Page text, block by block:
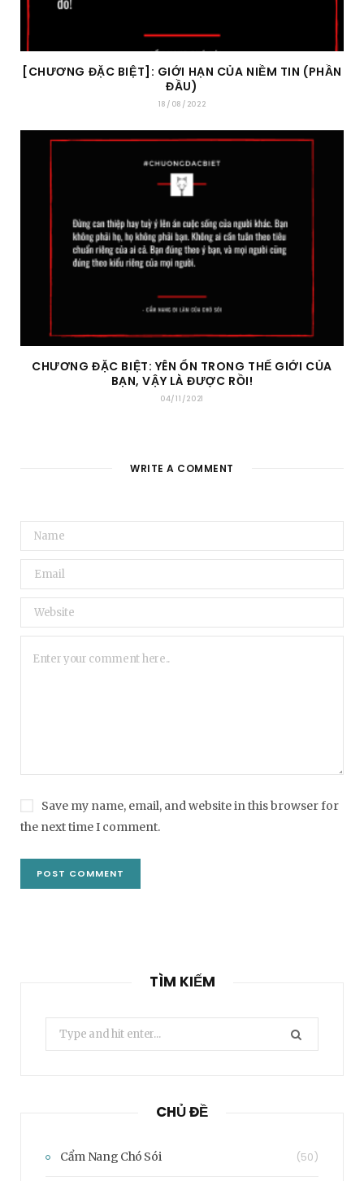
[CHƯƠNG ĐẶC BIỆT]: GIỚI HẠN CỦA NIỀM TIN (PHẦN
ĐẦU)
18/08/2022
CHƯƠNG ĐẶC BIỆT: YÊN ỔN TRONG THẾ GIỚI CỦA
BẠN, VẬY LÀ ĐƯỢC RỒI!
04/11/2021
WRITE A COMMENT
Save my name, email, and website in this browser for
the next time I comment.
TÌM KIẾM
Search
for:
CHỦ ĐỀ
Cẩm Nang Chó Sói (50)